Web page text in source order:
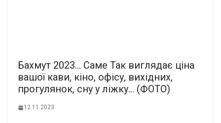
Бахмут 2023… Caме Так виглядає ціна
вашої кави, кіно, офісу, вихідних,
прогулянок, сну у ліжку… (ФОТО)
12.11.2023